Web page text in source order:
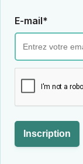
E-mail*
Inscription